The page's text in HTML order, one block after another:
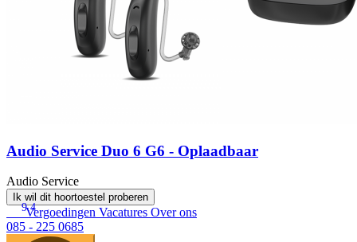
Audio Service Duo 6 G6 - Oplaadbaar
Audio Service
Ik wil dit hoortoestel proberen
9.4
Vergoedingen Vacatures Over ons
085 - 225 0685